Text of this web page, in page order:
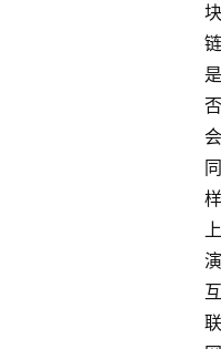
块
链
是
否
会
同
样
上
演
互
联